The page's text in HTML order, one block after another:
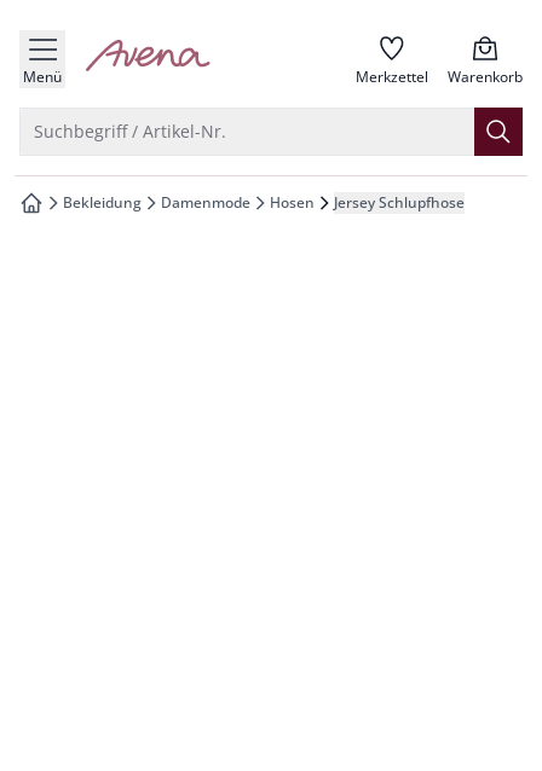
springen
springen
springen
springen
Menü zur Startseite Merkzettel Warenkorb
Suchbegriff / Artikel-Nr.
zur Startseite
Bekleidung Damenmode Hosen Jersey Schlupfhose